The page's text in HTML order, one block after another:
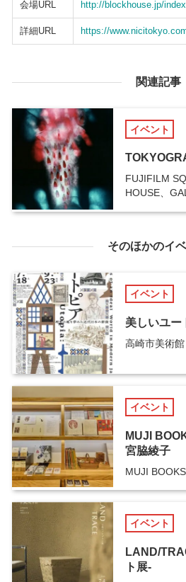
会場URL http://blockhouse.jp/
詳細URL https://
関連記事
イベント
FUJIFILM
HOUSE、
そのほかのイ
イベント
美しいユー
高崎市美術館
イベント
MUJI
宮脇綾子
MUJI BOOKS
イベント
LAND/
ト展-